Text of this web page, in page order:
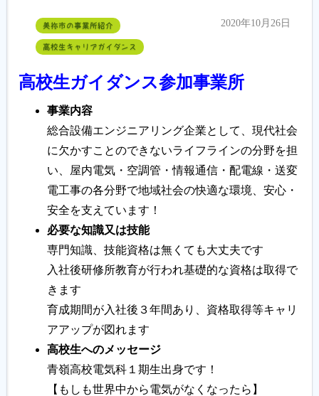
美祢市の事業所紹介
高校生キャリアガイダンス
2020年10月26日
高校生ガイダンス参加事業所
事業内容
総合設備エンジニアリング企業として、現代社会
に欠かすことのできないライフラインの分野を担
い、屋内電気・空調管・情報通信・配電線・送変
電工事の各分野で地域社会の快適な環境、安心・
安全を支えています！
必要な知識又は技能
専門知識、技能資格は無くても大丈夫です
入社後研修所教育が行われ基礎的な資格は取得で
きます
育成期間が入社後３年間あり、資格取得等キャリ
アアップが図れます
高校生へのメッセージ
青嶺高校電気科１期生出身です！
【もしも世界中から電気がなくなったら】